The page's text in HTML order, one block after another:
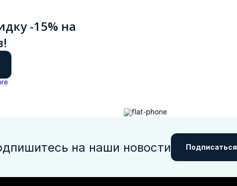
-15% на
на наши новости Подписаться